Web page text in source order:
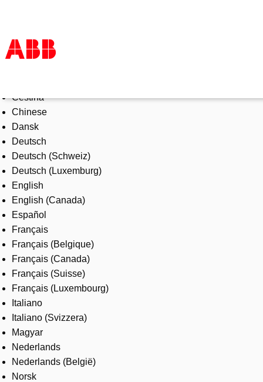
Products & Solutions
Industries
Services
About us
Where to buy
Contact us
Careers
Čeština
Chinese
Dansk
Deutsch
Deutsch (Schweiz)
Deutsch (Luxemburg)
English
English (Canada)
Español
Français
Français (Belgique)
Français (Canada)
Français (Suisse)
Français (Luxembourg)
Italiano
Italiano (Svizzera)
Magyar
Nederlands
Nederlands (België)
Norsk